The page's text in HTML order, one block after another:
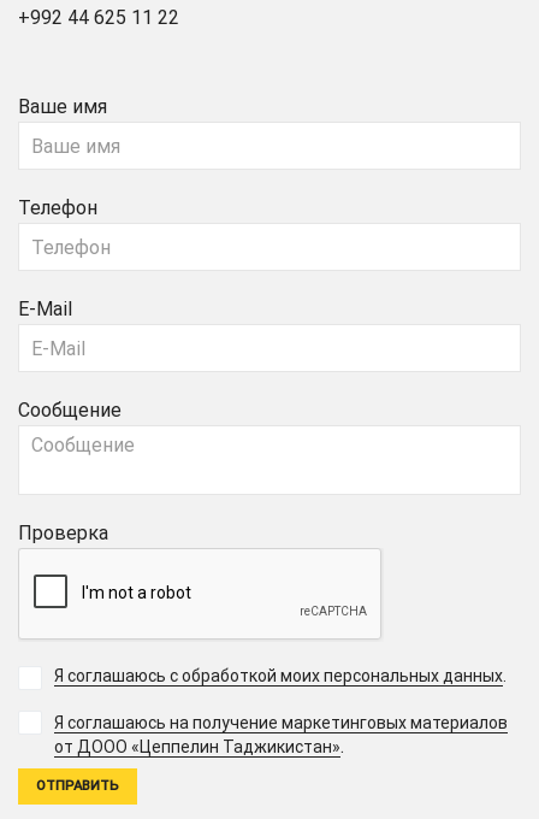
+992 44 625 11 22
Ваше имя
Телефон
E-Mail
Сообщение
Проверка
Я соглашаюсь с обработкой моих персональных данных.
Я соглашаюсь на получение маркетинговых материалов
от ДООО «Цеппелин Таджикистан».